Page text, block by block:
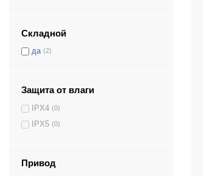
Складной
да (2)
Защита от влаги
IPX4 (0)
IPX5 (0)
Привод